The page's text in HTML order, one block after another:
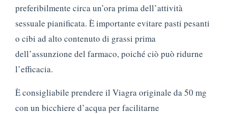
preferibilmente circa un’ora prima dell’attività
sessuale pianificata. È importante evitare pasti pesanti
o cibi ad alto contenuto di grassi prima
dell’assunzione del farmaco, poiché ciò può ridurne
l’efficacia.
È consigliabile prendere il Viagra originale da 50 mg
con un bicchiere d’acqua per facilitarne